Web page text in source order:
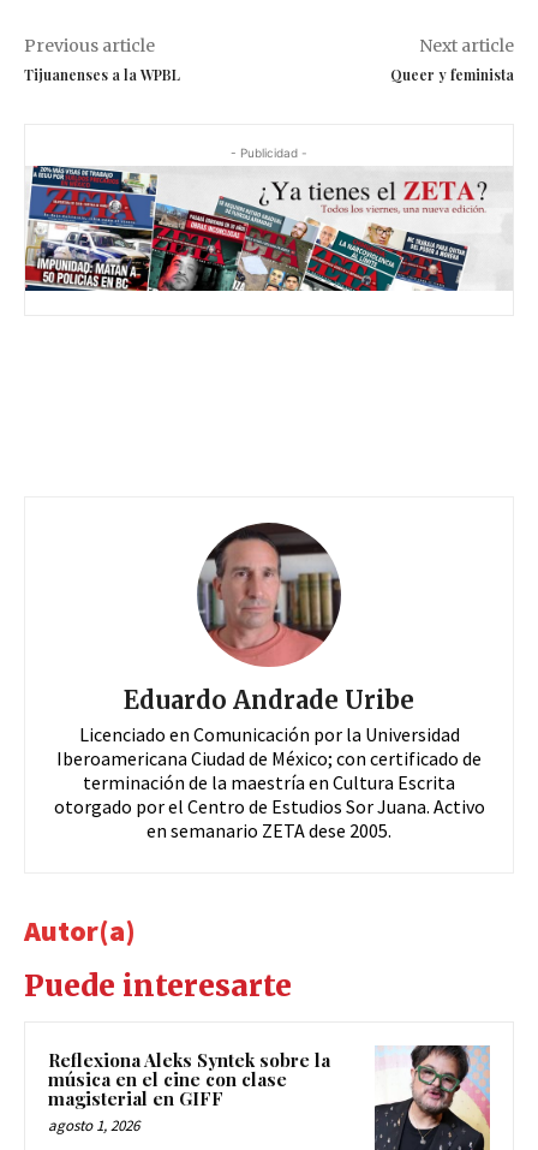
Previous article
Tijuanenses a la WPBL
Next article
Queer y feminista
- Publicidad -
Eduardo Andrade Uribe
Licenciado en Comunicación por la Universidad
Iberoamericana Ciudad de México; con certificado de
terminación de la maestría en Cultura Escrita
otorgado por el Centro de Estudios Sor Juana. Activo
en semanario ZETA dese 2005.
Autor(a)
Puede interesarte
Reflexiona Aleks Syntek sobre la
música en el cine con clase
magisterial en GIFF
agosto 1, 2026